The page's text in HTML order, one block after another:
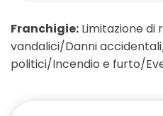
Franchigie: Limitazione di
vandalici/Danni
politici/Incendio e furto/